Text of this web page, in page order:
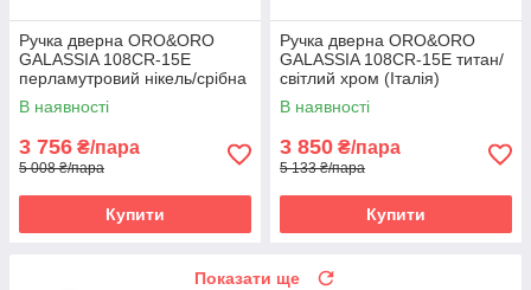
Ручка дверна ORO&ORO
GALASSIA 108СR-15E
перламутровий нікель/срібна
ніч (Італія)
В наявності
3 756 ₴/пара
5 008 ₴/пара
Купити
Ручка дверна ORO&ORO
GALASSIA 108СR-15E титан/
світлий хром (Італія)
В наявності
3 850 ₴/пара
5 133 ₴/пара
Купити
Показати ще